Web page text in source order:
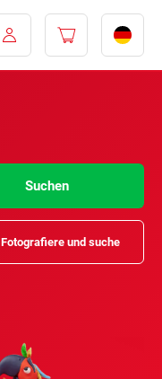
Suchen
Fotografiere und suche